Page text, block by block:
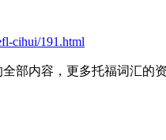
cihui/191.html
部内容，更多托福词汇的